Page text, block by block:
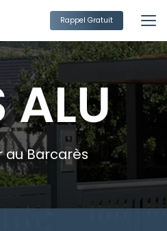
Rappel Gratuit
au Barcarès